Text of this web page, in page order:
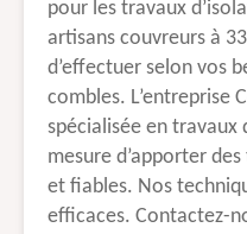
pour les travaux
artisans couvreurs à
d’effectuer selon vos
combles. L’entreprise
spécialisée en travaux
mesure d’apporter
et fiables. Nos
efficaces. Contactez-